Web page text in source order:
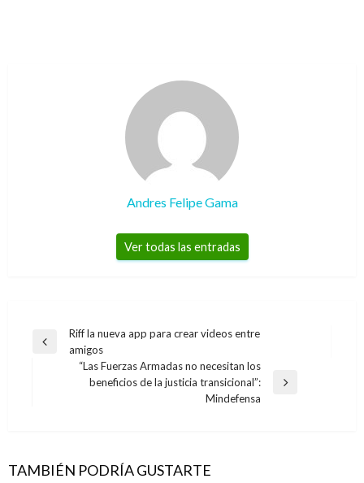
Andres Felipe Gama
Ver todas las entradas
Navegación
entradas
Entrada
Riff la nueva app para crear videos entre
amigos
“Las Fuerzas Armadas no necesitan los
beneficios de la justicia transicional”:
Mindefensa
TAMBIÉN PODRÍA GUSTARTE